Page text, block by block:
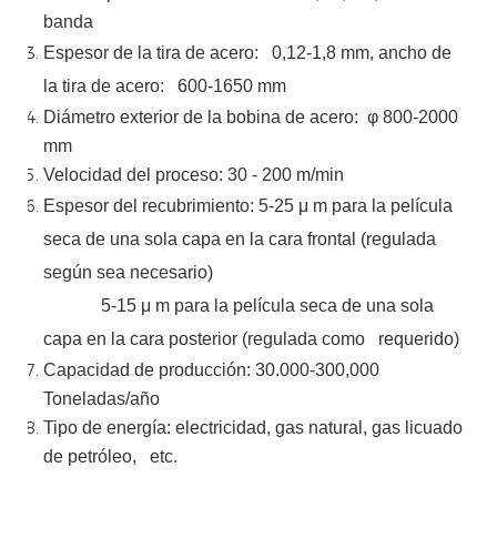
banda
Espesor de la tira de acero:
0,12-1,8 mm, ancho de
la tira de acero:
600-1650 mm
Diámetro exterior de la bobina de acero: φ 800-2000
mm
Velocidad del proceso: 30 - 200 m/min
Espesor del recubrimiento: 5-25 μ m para la película
seca de una sola capa en la cara frontal (regulada
según sea necesario)
5-15 μ m para la película seca de una sola
capa en la cara posterior (regulada como
requerido)
Capacidad de producción: 30.000-300,000
Toneladas/año
Tipo de energía: electricidad, gas natural, gas licuado
de petróleo,
etc.